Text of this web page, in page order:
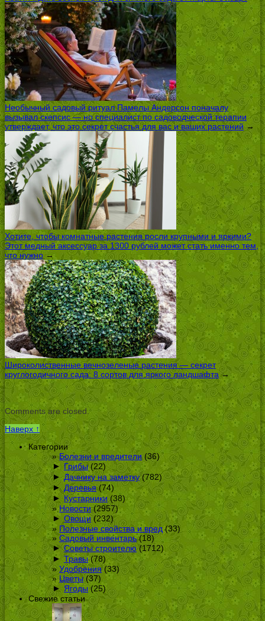
Необычный садовый ритуал Памелы Андерсон поначалу
вызывал скепсис — но специалист по садоводческой терапии
утверждает, что это секрет счастья для вас и ваших растений →
Хотите, чтобы комнатные растения росли крупными и яркими?
Этот медный аксессуар за 1300 рублей может стать именно тем,
что нужно →
Широколиственные вечнозеленые растения — секрет
круглогодичного сада: 8 сортов для яркого ландшафта→
Comments are closed.
Наверх ↑
Категории
Болезни и вредители(36)
► Грибы(22)
► Дачнику на заметку(782)
► Деревья(74)
► Кустарники(38)
Новости(2957)
► Овощи(232)
Полезные свойства и вред(33)
Садовый инвентарь(18)
► Советы строителю(1712)
► Травы(78)
Удобрения(33)
Цветы(37)
► Ягоды(25)
Свежие статьи